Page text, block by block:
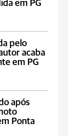
em PG
pelo
acaba
em PG
após
Ponta